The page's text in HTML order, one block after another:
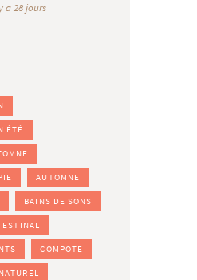
a 28 jours
ÉTÉ
AUTOMNE
BAINS DE SONS
COMPOTE